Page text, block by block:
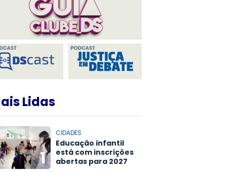
Lidas
1
CIDADES
Educação infantil
está com inscrições
abertas para 2027